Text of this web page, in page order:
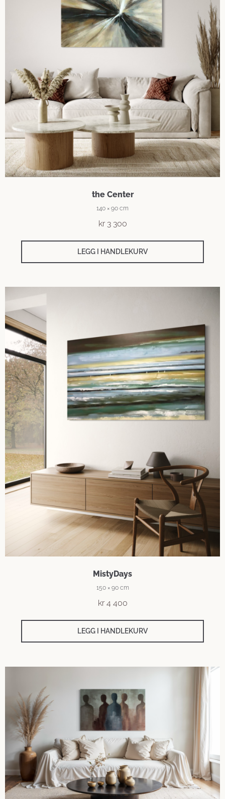
the Center
140 × 90 cm
kr3 300
LEGG I HANDLEKURV
MistyDays
150 × 90 cm
kr4 400
LEGG I HANDLEKURV